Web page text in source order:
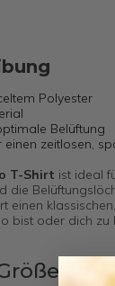
Polyester
Belüftung
zeitlosen,
T-Shirt ist ideal
die
einen
bist oder dich